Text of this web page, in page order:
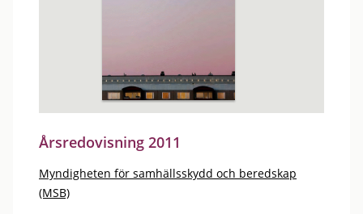
Årsredovisning 2011
Myndigheten för samhällsskydd och beredskap
(MSB)